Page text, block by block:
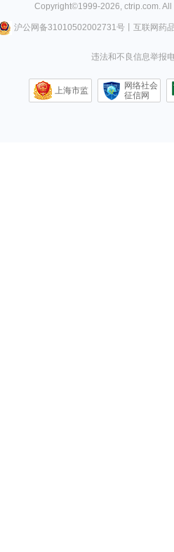
Copyright©1999-2026 ctrip.com .
沪公网备31010502002731号丨 互联网药
违法和不良信息举报
上海市监
网络社会
征信网